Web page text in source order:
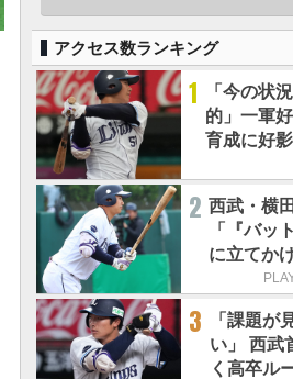
アクセス数ランキング
1
「今の状
的」一軍
育成に好
らす西武
2 西武・横
「『バッ
に立てか
置くんだ
だきまし
の人から
3
「課題が
い」 西武
く高卒ル